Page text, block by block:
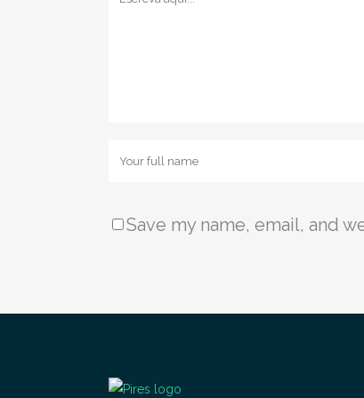
Save my name, email, and